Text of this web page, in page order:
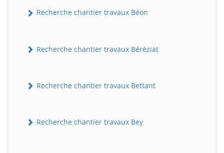
Recherche chantier travaux Béon
Recherche chantier travaux Béréziat
Recherche chantier travaux Bettant
Recherche chantier travaux Bey